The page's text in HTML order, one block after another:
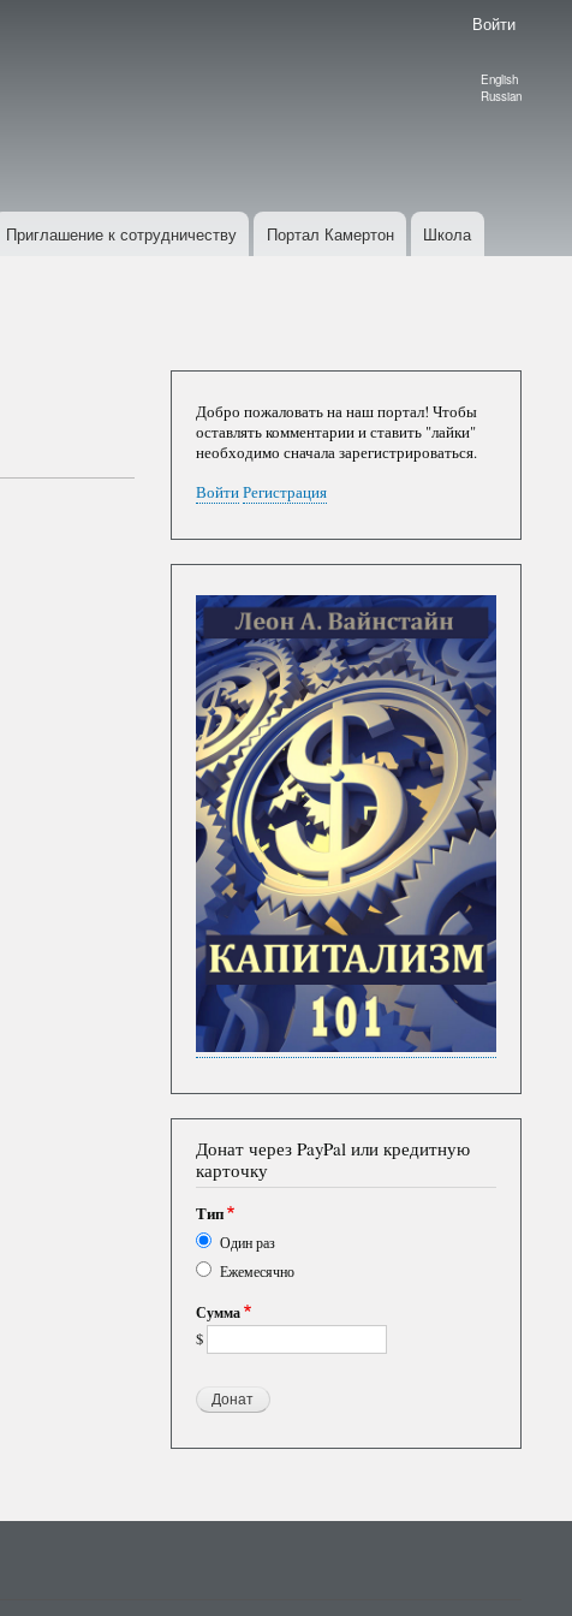
Войти
Language
English
Russian
Приглашение к сотрудничеству Портал Камертон Школа
Добро пожаловать на наш портал! Чтобы
оставлять комментарии и ставить "лайки"
необходимо сначала зарегистрироваться.
Войти Регистрация
Донат через PayPal или кредитную
карточку
Тип
Один раз
Ежемесячно
Сумма
$